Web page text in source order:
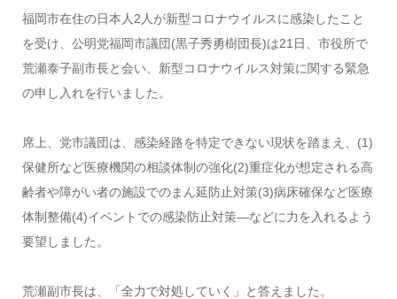
福岡市在住の日本人2人が新型コロナウイルスに感染したこと
を受け、公明党福岡市議団(黒子秀勇樹団長)は21日、市役所で
荒瀬泰子副市長と会い、新型コロナウイルス対策に関する緊急
の申し入れを行いました。
席上、党市議団は、感染経路を特定できない現状を踏まえ、(1)
保健所など医療機関の相談体制の強化(2)重症化が想定される高
齢者や障がい者の施設でのまん延防止対策(3)病床確保など医療
体制整備(4)イベントでの感染防止対策―などに力を入れるよう
要望しました。
荒瀬副市長は、「全力で対処していく」と答えました。